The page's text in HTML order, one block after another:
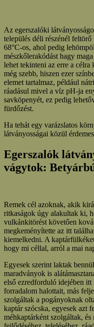
Az egerszalóki
település déli részénél
68°C-os, ahol pedig
mészkőlerakódást hagy
lehet tekinteni az erre a célra
még szebb, hiszen ezer
elemet tartalmaz, például
ráadásul mivel a víz pH-ja
savköpenyét, ez pedig
fürdőzést.
Ha tehát egy varázslatos
látványosságai közül
Egerszalók
vágytok:
Remek cél azoknak, akik
ritkaságok úgy alakultak ki,
vulkánkitörést követően
megkeményítette az itt
kiemelkedni. A
hogy mi céllal, arról a mai
Egyesek szerint laktak
maradványok is
első ezredforduló idejében itt
forradalom halottait, más
szolgáltak a pogányoknak
kaptár szócska, egyesek azt
méhkaptárként szolgáltak,